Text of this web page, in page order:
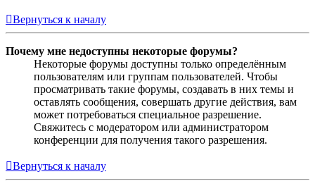
Вернуться к началу
Почему мне недоступны некоторые форумы?
Некоторые форумы доступны только определённым
пользователям или группам пользователей. Чтобы
просматривать такие форумы, создавать в них темы и
оставлять сообщения, совершать другие действия, вам
может потребоваться специальное разрешение.
Свяжитесь с модератором или администратором
конференции для получения такого разрешения.
Вернуться к началу